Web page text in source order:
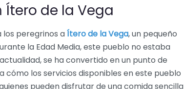
Ítero de la Vega
los peregrinos aÍtero de la Vega, un pequeño
la Edad Media, este pueblo no estaba
se ha convertido en un punto de
cómo los servicios disponibles en este pueblo
pueden disfrutar de una comida sencilla